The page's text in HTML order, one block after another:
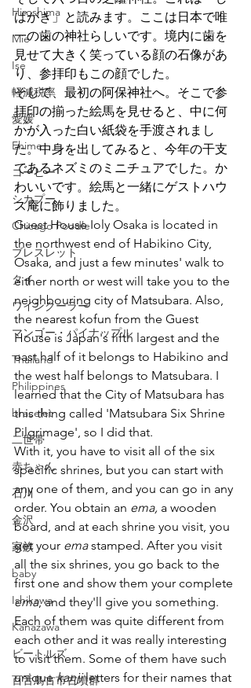
Hiroshima
Mie
Ise
軽減税率
愛媛
Ehime
コーヒー
シカプー
Chicago Poodle
ブレスレット
タイ
ワインクーラー
マンゴー・パイナップル
Thailand
Philippines
bracelet
二世帯
赤ちゃん
石川
金沢
家族
baby
Ishikawa
Kanazawa
ビートルズ
百舌鳥古市古墳群
ばがき」と読みます。ここは日本で唯
一の歯の神社らしいです。境内に歯を
見せて大きく笑っている顔の石像があ
り、参拝印もこの顔でした。
そして、最初の阿保神社へ。そこで参
拝印の揃った絵馬を見せると、中に何
かが入った白い紙袋を手渡されまし
た。中身を出してみると、今年の干支
であるネズミのミニチュアでした。か
わいいです。絵馬と一緒にゲストハウ
ス庵に飾りました。
Guest House Ioly Osaka is located in
the northwest end of Habikino City,
Osaka, and just a few minutes' walk to
either north or west will take you to the
neighbouring city of Matsubara. Also,
the nearest kofun from the Guest
House is Japan's fifth largest and the
east half of it belongs to Habikino and
the west half belongs to Matsubara. I
learned that the City of Matsubara has
this thing called 'Matsubara Six Shrine
Pilgrimage', so I did that.
With it, you have to visit all of the six
specific shrines, but you can start with
any one of them, and you can go in any
order. You obtain an ema, a wooden
board, and at each shrine you visit, you
get your ema stamped. After you visit
all the six shrines, you go back to the
first one and show them your complete
ema, and they'll give you something.
Each of them was quite different from
each other and it was really interesting
to visit them. Some of them have such
unique kanji letters for their names that